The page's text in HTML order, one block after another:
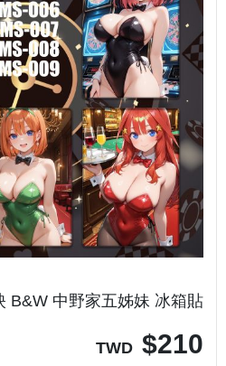
B&W 中野家五姊妹 冰箱貼
TWD $210